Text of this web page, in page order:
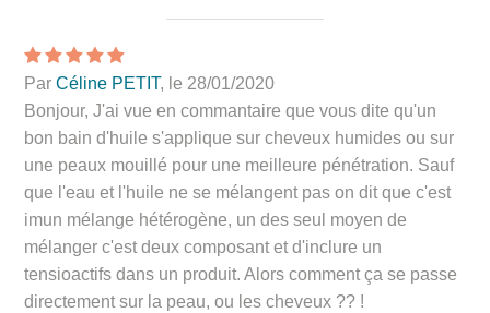
ParCéline PETIT, le 28/01/2020
Bonjour, J'ai vue en commantaire que vous dite qu'un
bon bain d'huile s'applique sur cheveux humides ou sur
une peaux mouillé pour une meilleure pénétration. Sauf
que l'eau et l'huile ne se mélangent pas on dit que c'est
imun mélange hétérogène, un des seul moyen de
mélanger c'est deux composant et d'inclure un
tensioactifs dans un produit. Alors comment ça se passe
directement sur la peau, ou les cheveux ?? !